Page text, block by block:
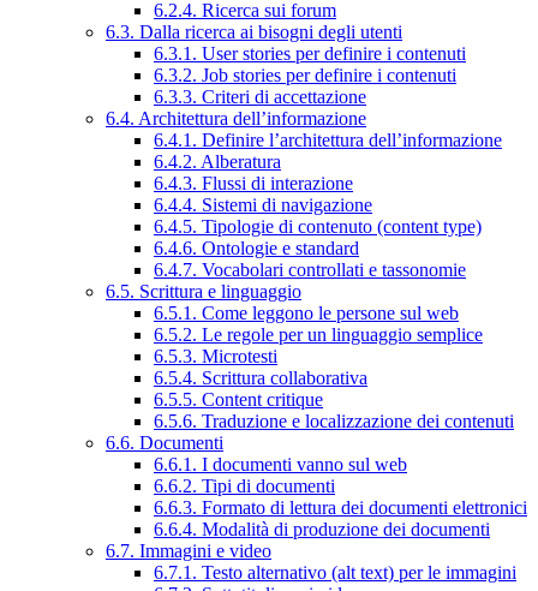
6.2.4. Ricerca sui forum
6.3. Dalla ricerca ai bisogni degli utenti
6.3.1. User stories per definire i contenuti
6.3.2. Job stories per definire i contenuti
6.3.3. Criteri di accettazione
6.4. Architettura dell’informazione
6.4.1. Definire l’architettura dell’informazione
6.4.2. Alberatura
6.4.3. Flussi di interazione
6.4.4. Sistemi di navigazione
6.4.5. Tipologie di contenuto (content type)
6.4.6. Ontologie e standard
6.4.7. Vocabolari controllati e tassonomie
6.5. Scrittura e linguaggio
6.5.1. Come leggono le persone sul web
6.5.2. Le regole per un linguaggio semplice
6.5.3. Microtesti
6.5.4. Scrittura collaborativa
6.5.5. Content critique
6.5.6. Traduzione e localizzazione dei contenuti
6.6. Documenti
6.6.1. I documenti vanno sul web
6.6.2. Tipi di documenti
6.6.3. Formato di lettura dei documenti elettronici
6.6.4. Modalità di produzione dei documenti
6.7. Immagini e video
6.7.1. Testo alternativo (alt text) per le immagini